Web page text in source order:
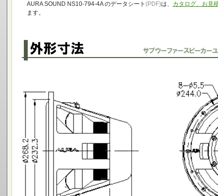
AURA SOUND NS10-794-4A のデータシート (PDF)は、 カタログ、お見
ます。